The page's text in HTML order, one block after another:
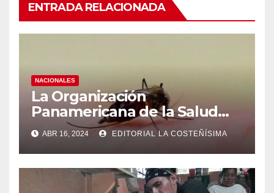
ENTRADA RELACIONADA
NACIONALES
La Organización
Panamericana de la Salud
(OPS), recomienda reforzar
medidas ante el aumento de
casos de dengue
ABR 16, 2024 EDITORIAL LA COSTEÑÍSIMA